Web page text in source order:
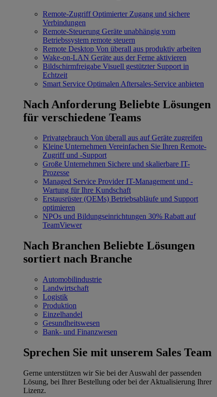
Remote-Zugriff Optimierter Zugang und sichere
Verbindungen
Remote-Steuerung Geräte unabhängig vom
Betriebssystem remote steuern
Remote Desktop Von überall aus produktiv arbeiten
Wake-on-LAN Geräte aus der Ferne aktivieren
Bildschirmfreigabe Visuell gestützter Support in
Echtzeit
Smart Service Optimalen Aftersales-Service anbieten
Nach Anforderung Beliebte Lösungen
für verschiedene Teams
Privatgebrauch Von überall aus auf Geräte zugreifen
Kleine Unternehmen Vereinfachen Sie Ihren Remote-
Zugriff und -Support
Große Unternehmen Sichere und skalierbare IT-
Prozesse
Managed Service Provider IT-Management und -
Wartung für Ihre Kundschaft
Erstausrüster (OEMs) Betriebsabläufe und Support
optimieren
NPOs und Bildungseinrichtungen 30% Rabatt auf
TeamViewer
Nach Branchen Beliebte Lösungen
sortiert nach Branche
Automobilindustrie
Landwirtschaft
Logistik
Produktion
Einzelhandel
Gesundheitswesen
Bank- und Finanzwesen
Sprechen Sie mit unserem Sales Team
Gerne unterstützen wir Sie bei der Auswahl der passenden
Lösung, bei Ihrer Bestellung oder bei der Aktualisierung Ihrer
Lizenz.